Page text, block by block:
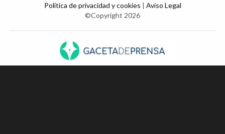
Política de privacidad y cookies | Aviso Legal
©Copyright 2026